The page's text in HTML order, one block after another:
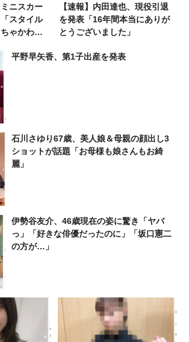
ニスカー
スタイル
ゃかわい
【速報】内田達也、現役引退
を発表「16年間本当にありが
とうございました」
平野早矢香、第1子出産を発表
石川さゆり67歳、美人娘＆母親の顔出し3
ショットが話題「お母様も娘さんもお綺
麗」
伊勢谷友介、46歳現在の姿に驚き「ヤバ
っ」「好きな俳優だったのに」「坂口憲二
の方が…」